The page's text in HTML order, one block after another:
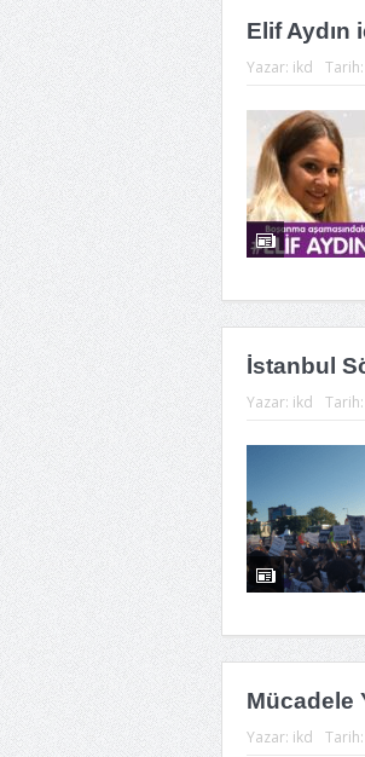
Elif Aydın
Yazar: ikd Tarih:
İstanbul
Yazar: ikd Tarih:
Mücadele
Yazar: ikd Tarih: